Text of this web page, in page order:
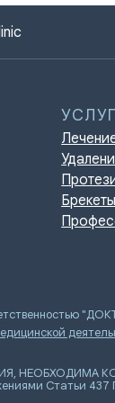
УСЛУГИ
Брекеты |
Статьи 437